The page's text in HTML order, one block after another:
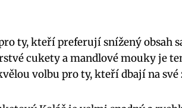
ty, kteří preferují snížený obsah
cukety a mandlové mouky je
volbu pro ty, kteří dbají na své